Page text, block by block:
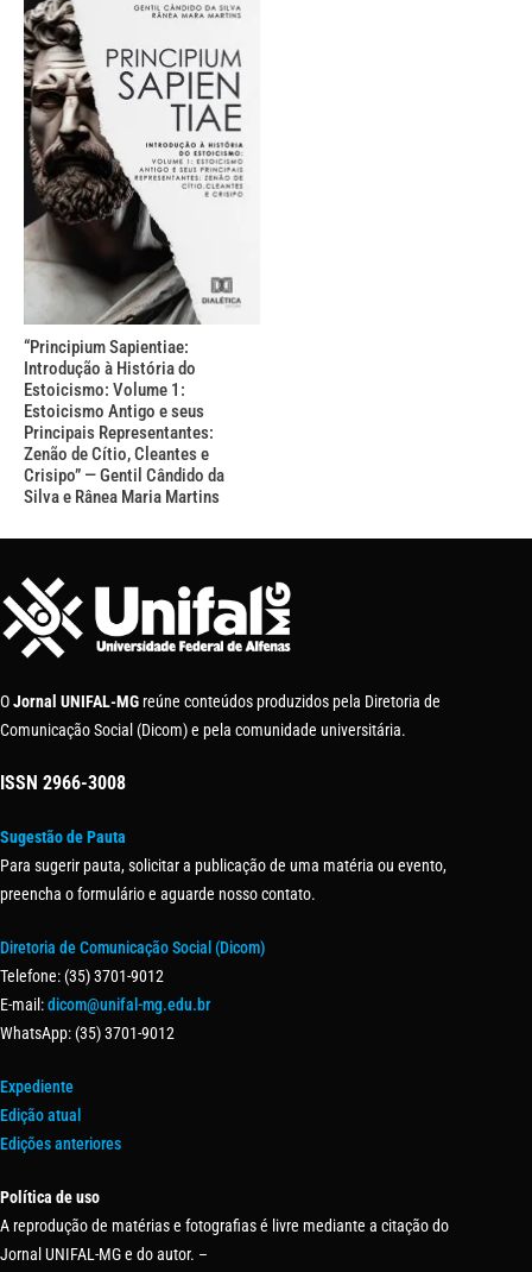
“Principium Sapientiae:
Introdução à História do
Estoicismo: Volume 1:
Estoicismo Antigo e seus
Principais Representantes:
Zenão de Cítio, Cleantes e
Crisipo” — Gentil Cândido da
Silva e Rânea Maria Martins
OJornal UNIFAL-MG reúne conteúdos produzidos pela Diretoria de
Comunicação Social (Dicom) e pela comunidade universitária.
ISSN 2966-3008
Sugestão de Pauta
Para sugerir pauta, solicitar a publicação de uma matéria ou evento,
preencha o formulário e aguarde nosso contato.
Diretoria de Comunicação Social (Dicom)
Telefone: (35) 3701-9012
E-mail:dicom@unifal-mg.edu.br
WhatsApp: (35) 3701-9012
Expediente
Edição atual
Edições anteriores
Política de uso
A reprodução de matérias e fotografias é livre mediante a citação do
Jornal UNIFAL-MG e do autor. –